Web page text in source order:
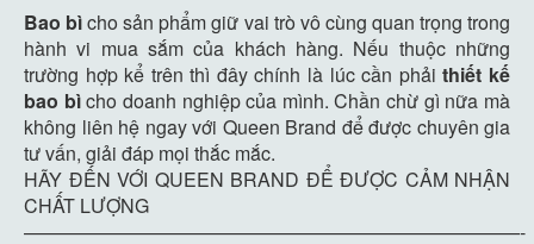
Bao bìcho sản phẩm giữ vai trò vô cùng quan trọng trong
hành vi mua sắm của khách hàng. Nếu thuộc những
trường hợp kể trên thì đây chính là lúc cần phảithiết kế
bao bìcho doanh nghiệp của mình. Chần chừ gì nữa mà
không liên hệ ngay với Queen Brand để được chuyên gia
tư vấn, giải đáp mọi thắc mắc.
HÃY ĐẾN VỚI QUEEN BRAND ĐỂ ĐƯỢC CẢM NHẬN
CHẤT LƯỢNG
——————————————————————————-